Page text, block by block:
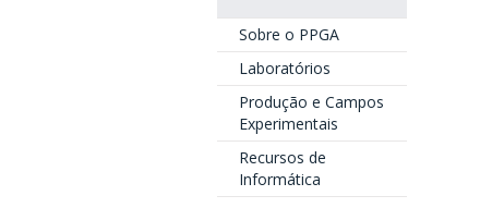
Sobre o PPGA
Laboratórios
Produção e Campos
Experimentais
Recursos de
Informática